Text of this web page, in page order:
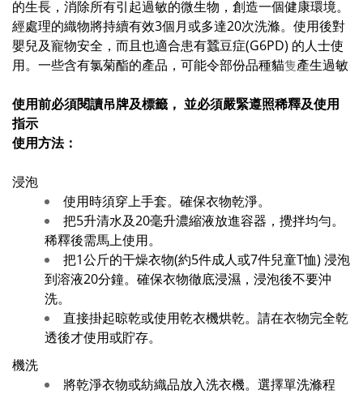
的生長，消除所有引起過敏的微生物，創造一個健康環境。
經處理的織物將持續有效3個月或多達20次洗滌。使用後對
嬰兒及寵物安全，而且也適合患有蠶豆症(G6PD) 的人士使
用。 一些含有氯菊酯的產品，可能令部份品種貓隻產生過敏
使用前必須閱讀吊牌及標籤， 並必須嚴緊遵照稀釋及使用
指示
使用方法：
浸泡
使用時須穿上手套。確保衣物乾淨。
把5升清水及20毫升濃縮液放進容器，攪拌均勻。
稀釋後需馬上使用。
把1公斤的干燥衣物(約5件成人或7件兒童T恤) 浸泡
到溶液20分鐘。確保衣物徹底浸濕，浸泡後不要沖
洗。
直接掛起晾乾或使用乾衣機烘乾。請在衣物完全乾
透後才使用或貯存。
機洗
將乾淨衣物或紡織品放入洗衣機。選擇單洗滌程